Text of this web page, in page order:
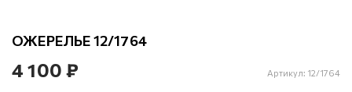
ОЖЕРЕЛЬЕ 12/1764
4 100 ₽ Артикул: 12/1764